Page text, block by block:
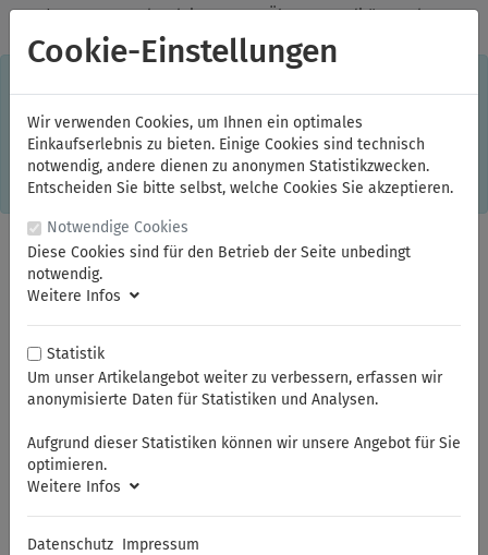
✓Jeden Monat starke Aktionen ✓Über 20 Qualitätsmarken ✓
Kostenlose Lieferung im Inland ab 150,00 Euro Bruttowarenwert
Einkaufserlebnis. Dabei werden beispielsweise die Session-
Informationen oder die Spracheinstellung auf Ihrem Rechner
gespeichert. Ohne Cookies ist der Funktionsumfang des
Online-Shops eingeschränkt. Sind Sie damit nicht
einverstanden, klicken Sie bitte hier.
Sommerferien
Sehr geehrte Kunden,
Cookie-Einstellungen
Wir verwenden Cookies, um Ihnen ein optimales
Einkaufserlebnis zu bieten. Einige Cookies sind technisch
notwendig, andere dienen zu anonymen Statistikzwecken.
Entscheiden Sie bitte selbst, welche Cookies Sie akzeptieren.
Notwendige Cookies
Diese Cookies sind für den Betrieb der Seite unbedingt
notwendig.
Weitere Infos
Statistik
Um unser Artikelangebot weiter zu verbessern, erfassen wir
anonymisierte Daten für Statistiken und Analysen.
Aufgrund dieser Statistiken können wir unsere Angebot für Sie
optimieren.
Weitere Infos
Datenschutz Impressum